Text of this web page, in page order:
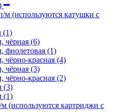
м (используются катушки с
(1)
чёрная (6)
фиолетовая (1)
красная (4)
чёрная (3)
красная (2)
(3)
(1)
(используются картриджи с